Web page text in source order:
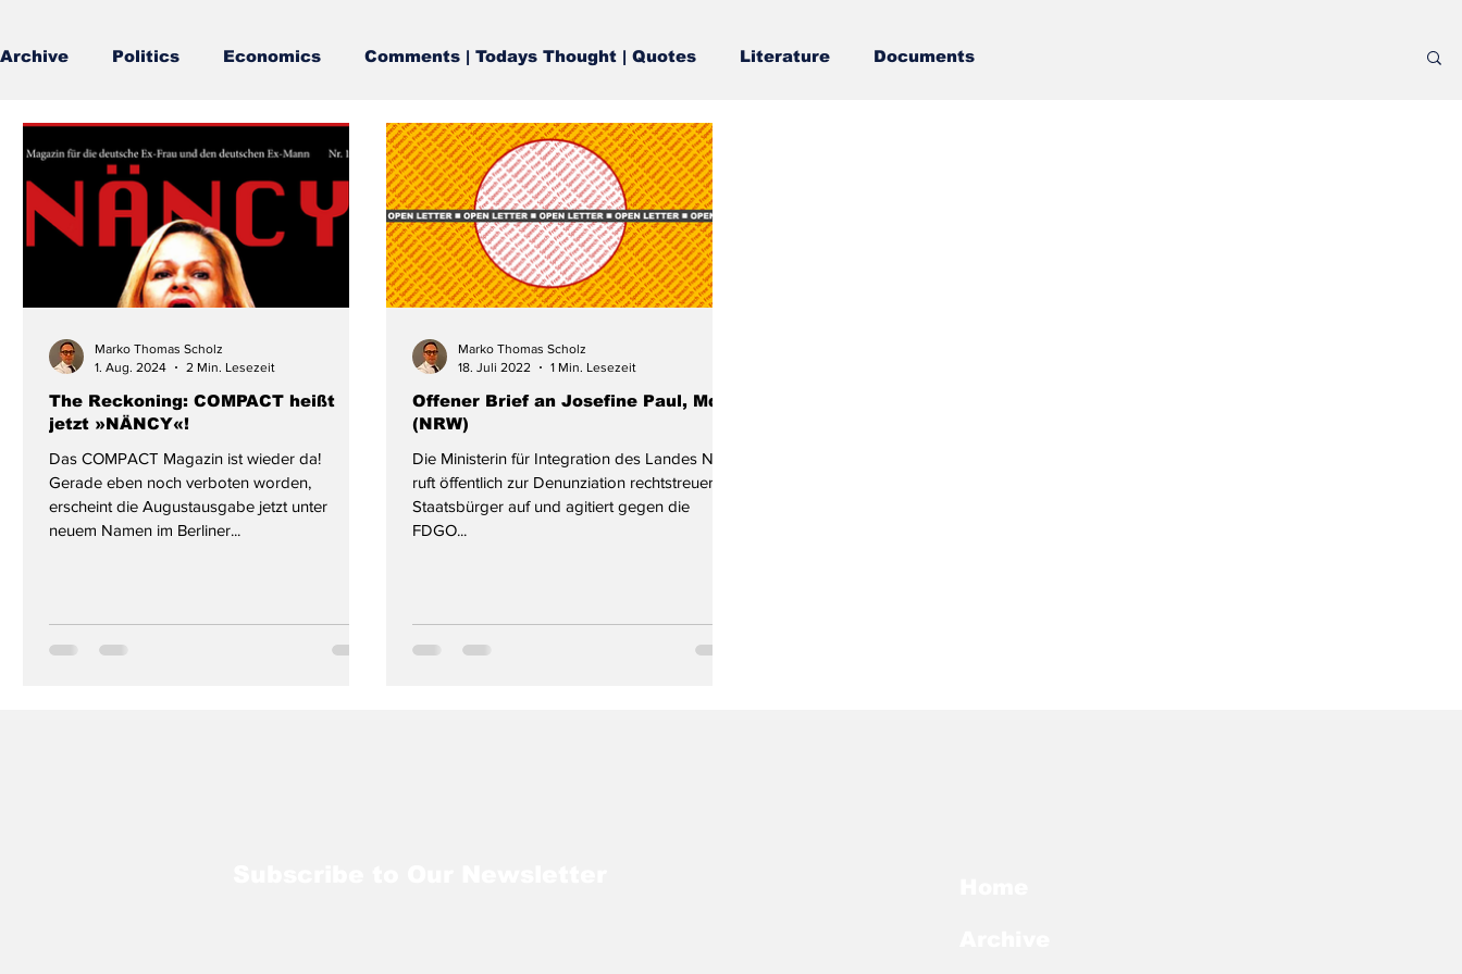
Archive Politics Economics Comments | Todays Thought | Quotes Literature Documents
The Reckoning: COMPACT heißt
jetzt »NÄNCY«!
Das COMPACT Magazin ist wieder da!
Gerade eben noch verboten worden,
erscheint die Augustausgabe jetzt unter
neuem Namen im Berliner...
Marko Thomas Scholz
1. Aug. 2024
2 Min. Lesezeit
Offener Brief an Josefine Paul, MdL
(NRW)
Die Ministerin für Integration des Landes NRW
ruft öffentlich zur Denunziation rechtstreuer
Staatsbürger auf und agitiert gegen die
FDGO...
Marko Thomas Scholz
18. Juli 2022
1 Min. Lesezeit